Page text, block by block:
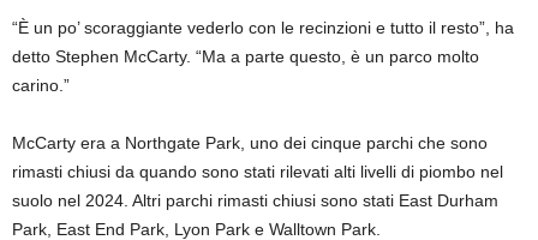
“È un po’ scoraggiante vederlo con le recinzioni e tutto il resto”, ha
detto Stephen McCarty. “Ma a parte questo, è un parco molto
carino.”
McCarty era a Northgate Park, uno dei cinque parchi che sono
rimasti chiusi da quando sono stati rilevati alti livelli di piombo nel
suolo nel 2024. Altri parchi rimasti chiusi sono stati East Durham
Park, East End Park, Lyon Park e Walltown Park.